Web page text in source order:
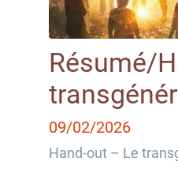
Résumé/
09/02/2026
Hand‑out – Le